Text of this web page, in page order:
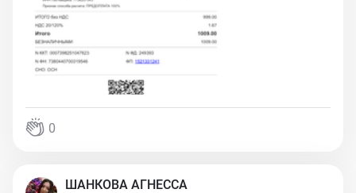
0
ШАНКОВА АГНЕССА